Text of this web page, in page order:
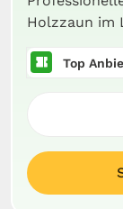
Holzzaun im
Top